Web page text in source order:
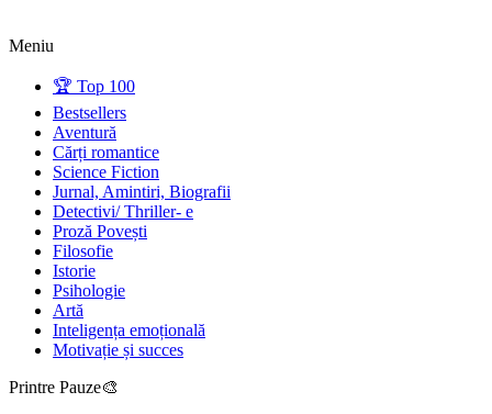
Meniu
🏆 Top 100
Bestsellers
Aventură
Cărți romantice
Science Fiction
Jurnal, Amintiri, Biografii
Detectivi/ Thriller- e
Proză Povești
Filosofie
Istorie
Psihologie
Artă
Inteligența emoțională
Motivație și succes
Printre Pauze🎨